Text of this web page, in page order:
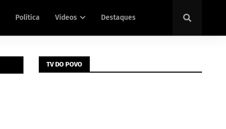
Política Vídeos Destaques
TV DO POVO